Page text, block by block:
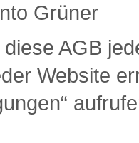
Grüner
AGB
Website